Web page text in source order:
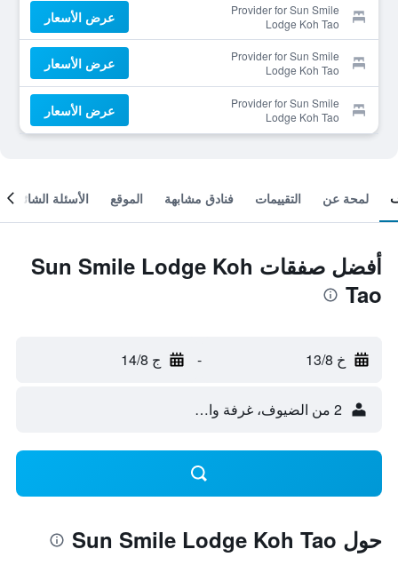
Provider for Sun Smile
Lodge Koh Tao
عرض الأسعار
Provider for Sun Smile
Lodge Koh Tao
عرض الأسعار
Provider for Sun Smile
Lodge Koh Tao
عرض الأسعار
لمحة عن التقييمات فنادق مشابهة الموقع الأسئلة الشائعة
أفضل صفقات Sun Smile Lodge Koh
Tao
خ 13/8 - ج 14/8
2 من الضيوف، غرفة واحدة
حول Sun Smile Lodge Koh Tao